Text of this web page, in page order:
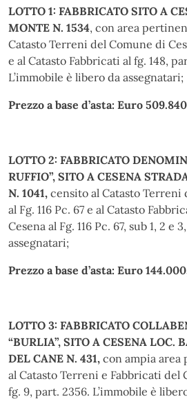
LOTTO 1: FABBRICATO SITO A
MONTE N. 1534, con area
Catasto Terreni del Comune di
e al Catasto Fabbricati al fg. 148,
L’immobile è libero da assegnatari;
Prezzo a base d’asta: Euro
LOTTO 2: FABBRICATO
RUFFIO”, SITO A CESENA
N. 1041, censito al Catasto Terreni
al Fg. 116 Pc. 67 e al Catasto
Cesena al Fg. 116 Pc. 67, sub 1, 2 e
assegnatari;
Prezzo a base d’asta: Euro
LOTTO 3: FABBRICATO
“BURLIA”, SITO A CESENA LOC.
DEL CANE N. 431, con ampia
al Catasto Terreni e Fabbricati del
fg. 9, part. 2356. L’immobile è